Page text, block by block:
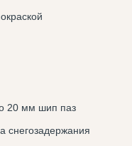
20 мм шип паз
снегозадержания